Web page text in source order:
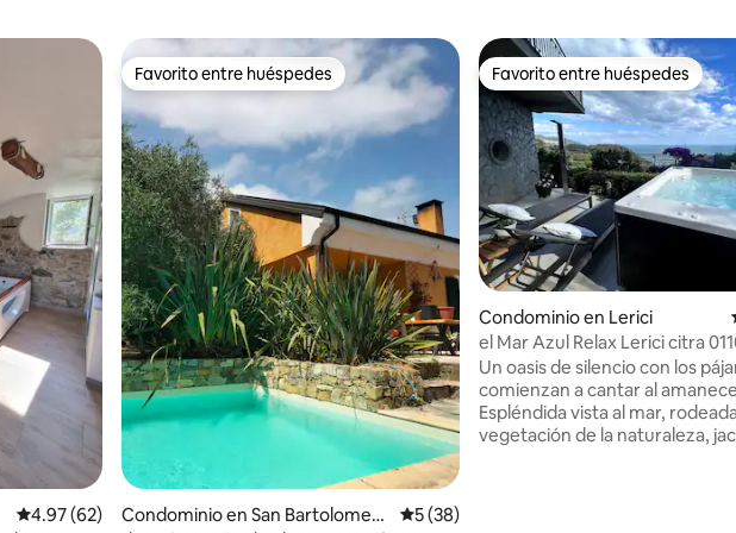
Calificación promedio: 4.97 de 5; 62 evaluaciones
4.97 (62)
Favorito entre huéspedes
Favorito entre huéspedes
Condominio en San Bartolomeo
Calificación promedio: 5 de 5; 38
5 (38)
Favorito entre huéspedes
Favorito entre huéspedes
Condominio en Lerici
el Mar Azul Relax Lerici citra
0746
Un oasis de silencio con los
comienzan a cantar al
Espléndida vista al mar,
vegetación de la naturaleza,